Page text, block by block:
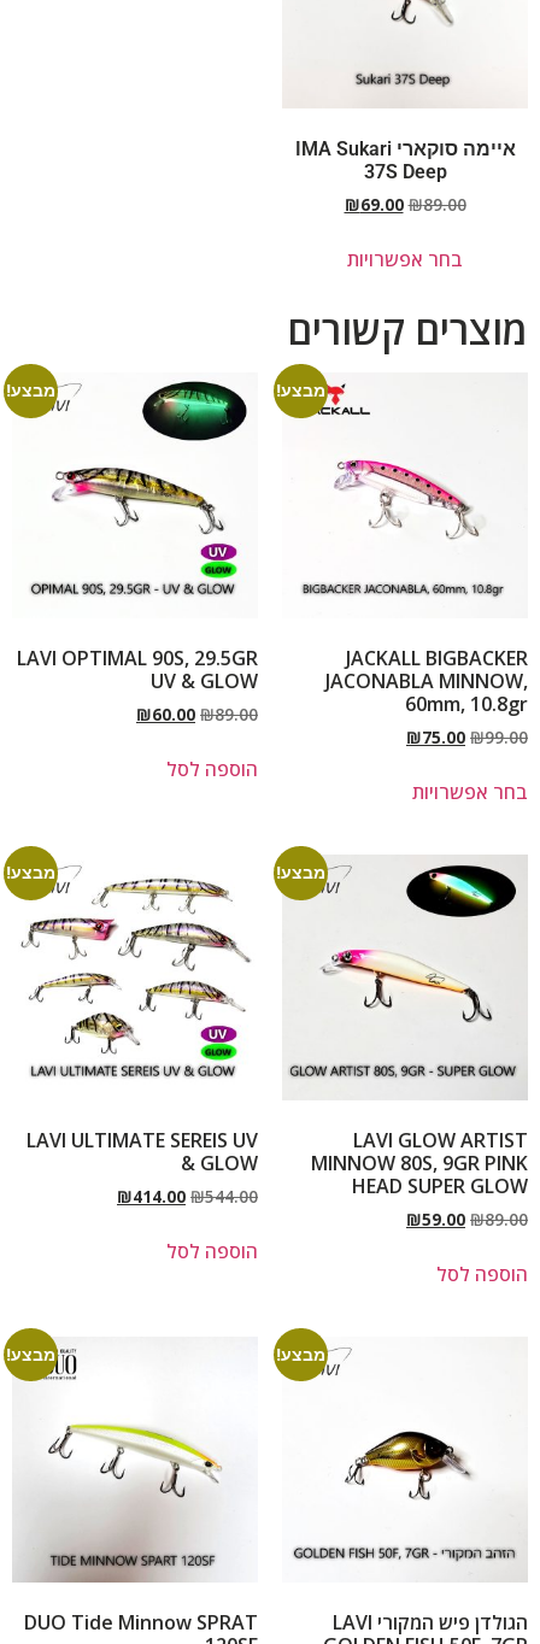
איימה סוקארי IMA Sukari
37S Deep
₪89.00
₪69.00
בחר אפשרויות
מוצרים קשורים
מבצע!
JACKALL BIGBACKER
JACONABLA MINNOW,
60mm, 10.8gr
₪99.00
₪75.00
בחר אפשרויות
מבצע!
LAVI OPTIMAL 90S, 29.5GR
UV & GLOW
₪89.00
₪60.00
הוספה לסל
מבצע!
LAVI GLOW ARTIST
MINNOW 80S, 9GR PINK
HEAD SUPER GLOW
₪89.00
₪59.00
הוספה לסל
מבצע!
LAVI ULTIMATE SEREIS UV
& GLOW
₪544.00
₪414.00
הוספה לסל
מבצע!
הגולדן פיש המקורי LAVI
מבצע!
DUO Tide Minnow SPRAT